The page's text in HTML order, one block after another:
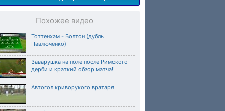
Похожее видео
Тоттенхэм - Болтон (дубль
Павлюченко)
Заварушка на поле после Римского
дерби и краткий обзор матча!
Автогол криворукого вратаря